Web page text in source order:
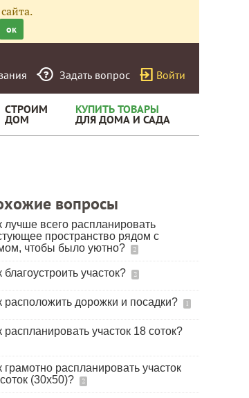
ок
Задать вопрос Войти
СТРОИМ
ДОМ
КУПИТЬ ТОВАРЫ
ДЛЯ ДОМА И САДА
вопросы
лучше всего распланировать
пространство рядом с
чтобы было уютно?
2
благоустроить участок? 2
расположить дорожки и посадки? 1
распланировать участок 18 соток?
грамотно распланировать участок
(30х50)?
2